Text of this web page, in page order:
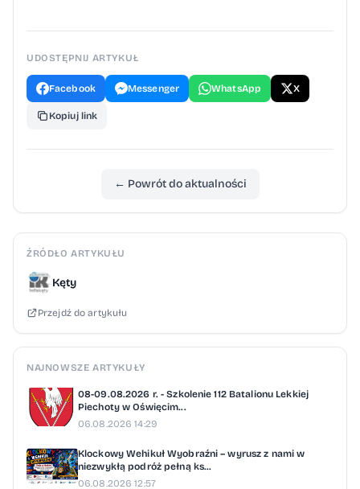
UDOSTĘPNIJ ARTYKUŁ
Facebook Messenger WhatsApp X
Kopiuj link
← Powrót do aktualności
ŹRÓDŁO ARTYKUŁU
Kęty
Przejdź do artykułu
NAJNOWSZE ARTYKUŁY
08-09.08.2026 r. - Szkolenie 112 Batalionu Lekkiej
Piechoty w Oświęcim...
06.08.2026 14:29
Klockowy Wehikuł Wyobraźni – wyrusz z nami w
niezwykłą podróż pełną ks...
06.08.2026 12:57